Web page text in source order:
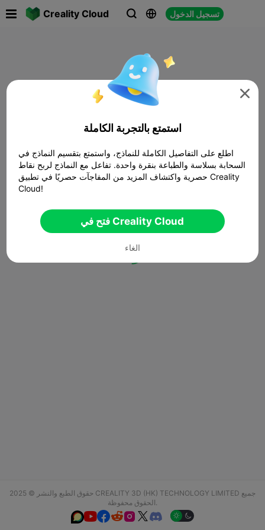
Creality Cloud   تسجيل الدخول
حقوق الطبع والنشر © 2025 CREALITY 3D (HK) TECHNOLOGY LIMITED جميع
الحقوق محفوظة.
  

استمتع بالتجربة الكاملة
اطلع على التفاصيل الكاملة للنماذج، واستمتع بتقسيم النماذج في
السحابة بسلاسة والطباعة بنقرة واحدة. تفاعل مع النماذج لربح نقاط
حصرية واكتشاف المزيد من المفاجآت حصريًا في تطبيق Creality
Cloud!
فتح في Creality Cloud
الغاء